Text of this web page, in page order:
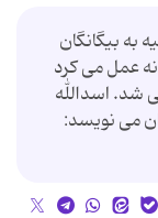
به بیگانگان
عمل می کرد
شد. اسدالله
می نویسد: